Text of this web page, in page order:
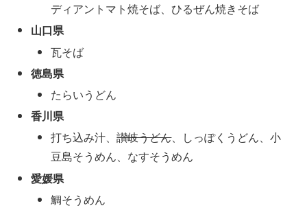
ディアントマト焼そば、ひるぜん焼きそば
山口県
瓦そば
徳島県
たらいうどん
香川県
打ち込み汁、讃岐うどん、しっぽくうどん、小
豆島そうめん、なすそうめん
愛媛県
鯛そうめん